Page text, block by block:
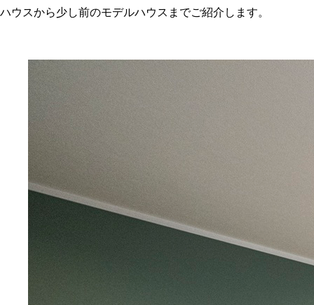
ハウスから少し前のモデルハウスまでご紹介します。